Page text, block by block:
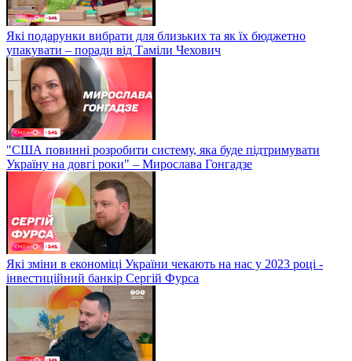
Які подарунки вибрати для близьких та як їх бюджетно
упакувати – поради від Таміли Чехович
"США повинні розробити систему, яка буде підтримувати
Україну на довгі роки" – Мирослава Гонгадзе
Які зміни в економіці України чекають на нас у 2023 році -
інвестиційний банкір Сергій Фурса